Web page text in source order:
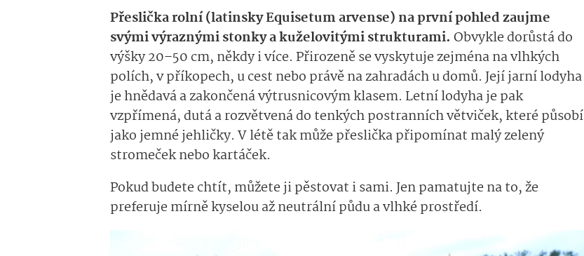
Přeslička rolní (latinsky Equisetum arvense) na první pohled zaujme
svými výraznými stonky a kuželovitými strukturami. Obvykle dorůstá do
výšky 20–50 cm, někdy i více. Přirozeně se vyskytuje zejména na vlhkých
polích, v příkopech, u cest nebo právě na zahradách u domů. Její jarní lodyha
je hnědavá a zakončená výtrusnicovým klasem. Letní lodyha je pak
vzpřímená, dutá a rozvětvená do tenkých postranních větviček, které působí
jako jemné jehličky. V létě tak může přeslička připomínat malý zelený
stromeček nebo kartáček.
Pokud budete chtít, můžete ji pěstovat i sami. Jen pamatujte na to, že
preferuje mírně kyselou až neutrální půdu a vlhké prostředí.